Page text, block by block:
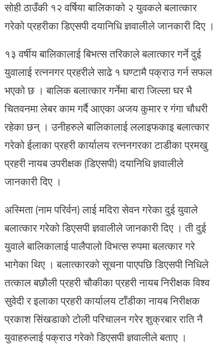
सोही ठाउँकी १२ वर्षिया बालिकाको २ युवकले बलात्कार
गरेको प्रहरीका डिएसपी दयानिधि ज्ञवालीले जानकारी दिए ।
१३ वर्षीय बालिकालाई बिभत्स तरिकाले बलात्कार गर्ने दुई
युवालाई रत्ननगर प्रहरीले साढे १ घण्टामै पक्राउ गर्न सफल
भएको छ । बालिक बलात्कार गर्नेमा बारा जिल्ला घर भै
चितवनमा लेबर काम गर्दै आएका अजय कुमार र गंगा चौधरी
रहेका छन् । उनीहरुले बालिकालाई ललाइफकाइ बलात्कार
गरेको ईलाका प्रहरी कार्यालय रत्ननगरका टाडीका प्रमखु
प्रहरी नायब उपरीक्षक (डिएसपी) दयानिधि ज्ञवालीले
जानकारी दिए ।
अस्मिता (नाम परिर्वन) लाई मदिरा सेवन गरेका दुई युवाले
बलात्कार गरेको डिएसपी ज्ञवालीले जानकारी दिए । ती दुई
युवाले बालिकालाई पालैपालो विभत्स रुपमा बलत्कार गरे
भागेका थिए । बलात्कारको सूचना पाएपछि डिएसपी निधिले
तत्काल बछौली प्रहरी चौकीका प्रहरी नायब निरीक्षक विश्व
सुवेदी र इलाका प्रहरी कार्यालय टाँडीका नायब निरीक्षक
प्रकाश सिंखडाको टोली परिचालन गरेर शुक्रबार राति नै
युवाहरुलाई पक्राउ गरेको डिएसपी ज्ञवालीले बताए ।